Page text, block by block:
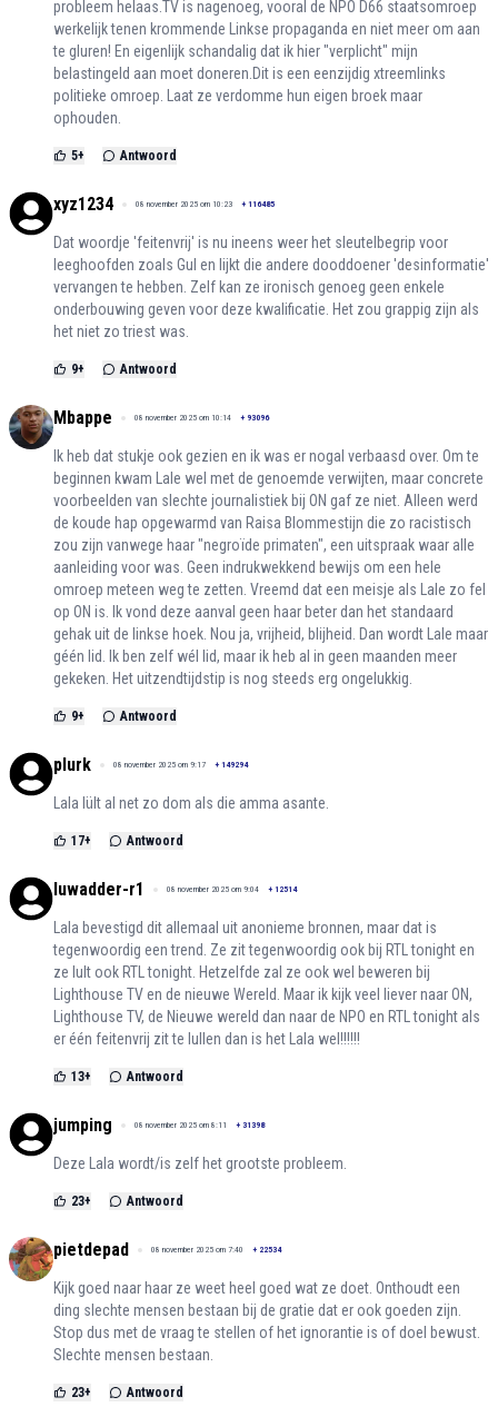
probleem helaas.TV is nagenoeg, vooral de NPO D66 staatsomroep
werkelijk tenen krommende Linkse propaganda en niet meer om aan
te gluren! En eigenlijk schandalig dat ik hier "verplicht" mijn
belastingeld aan moet doneren.Dit is een eenzijdig xtreemlinks
politieke omroep. Laat ze verdomme hun eigen broek maar
ophouden.
5+ Antwoord
xyz1234 08 november 2025 om 10:23 + 116485
Dat woordje 'feitenvrij' is nu ineens weer het sleutelbegrip voor
leeghoofden zoals Gul en lijkt die andere dooddoener 'desinformatie'
vervangen te hebben. Zelf kan ze ironisch genoeg geen enkele
onderbouwing geven voor deze kwalificatie. Het zou grappig zijn als
het niet zo triest was.
9+ Antwoord
Mbappe 08 november 2025 om 10:14 + 93096
Ik heb dat stukje ook gezien en ik was er nogal verbaasd over. Om te
beginnen kwam Lale wel met de genoemde verwijten, maar concrete
voorbeelden van slechte journalistiek bij ON gaf ze niet. Alleen werd
de koude hap opgewarmd van Raisa Blommestijn die zo racistisch
zou zijn vanwege haar "negroïde primaten", een uitspraak waar alle
aanleiding voor was. Geen indrukwekkend bewijs om een hele
omroep meteen weg te zetten. Vreemd dat een meisje als Lale zo fel
op ON is. Ik vond deze aanval geen haar beter dan het standaard
gehak uit de linkse hoek. Nou ja, vrijheid, blijheid. Dan wordt Lale maar
géén lid. Ik ben zelf wél lid, maar ik heb al in geen maanden meer
gekeken. Het uitzendtijdstip is nog steeds erg ongelukkig.
9+ Antwoord
plurk 08 november 2025 om 9:17 + 149294
Lala lült al net zo dom als die amma asante.
17+ Antwoord
luwadder-r1 08 november 2025 om 9:04 + 12514
Lala bevestigd dit allemaal uit anonieme bronnen, maar dat is
tegenwoordig een trend. Ze zit tegenwoordig ook bij RTL tonight en
ze lult ook RTL tonight. Hetzelfde zal ze ook wel beweren bij
Lighthouse TV en de nieuwe Wereld. Maar ik kijk veel liever naar ON,
Lighthouse TV, de Nieuwe wereld dan naar de NPO en RTL tonight als
er één feitenvrij zit te lullen dan is het Lala wel!!!!!!
13+ Antwoord
jumping 08 november 2025 om 8:11 + 31398
Deze Lala wordt/is zelf het grootste probleem.
23+ Antwoord
pietdepad 08 november 2025 om 7:40 + 22534
Kijk goed naar haar ze weet heel goed wat ze doet. Onthoudt een
ding slechte mensen bestaan bij de gratie dat er ook goeden zijn.
Stop dus met de vraag te stellen of het ignorantie is of doel bewust.
Slechte mensen bestaan.
23+ Antwoord